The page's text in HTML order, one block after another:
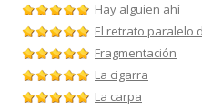
Hay alguien ahí
El retrato paralelo
Fragmentación
La cigarra
La carpa